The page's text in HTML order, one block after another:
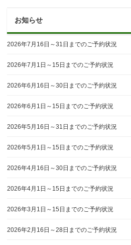
お知らせ
2026年7月16日～31日までのご予約状況
2026年7月1日～15日までのご予約状況
2026年6月16日～30日までのご予約状況
2026年6月1日～15日までのご予約状況
2026年5月16日～31日までのご予約状況
2026年5月1日～15日までのご予約状況
2026年4月16日～30日までのご予約状況
2026年4月1日～15日までのご予約状況
2026年3月1日～15日までのご予約状況
2026年2月16日～28日までのご予約状況